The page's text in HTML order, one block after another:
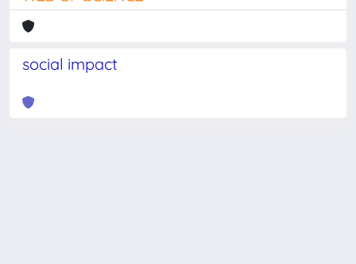
social impact